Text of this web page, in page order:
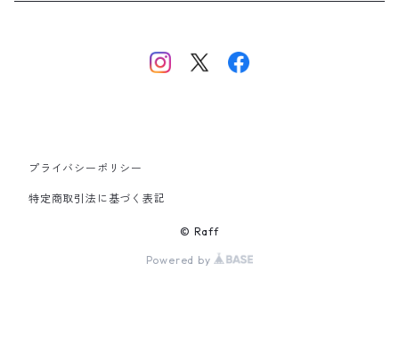
プライバシーポリシー
特定商取引法に基づく表記
© Raff
Powered by